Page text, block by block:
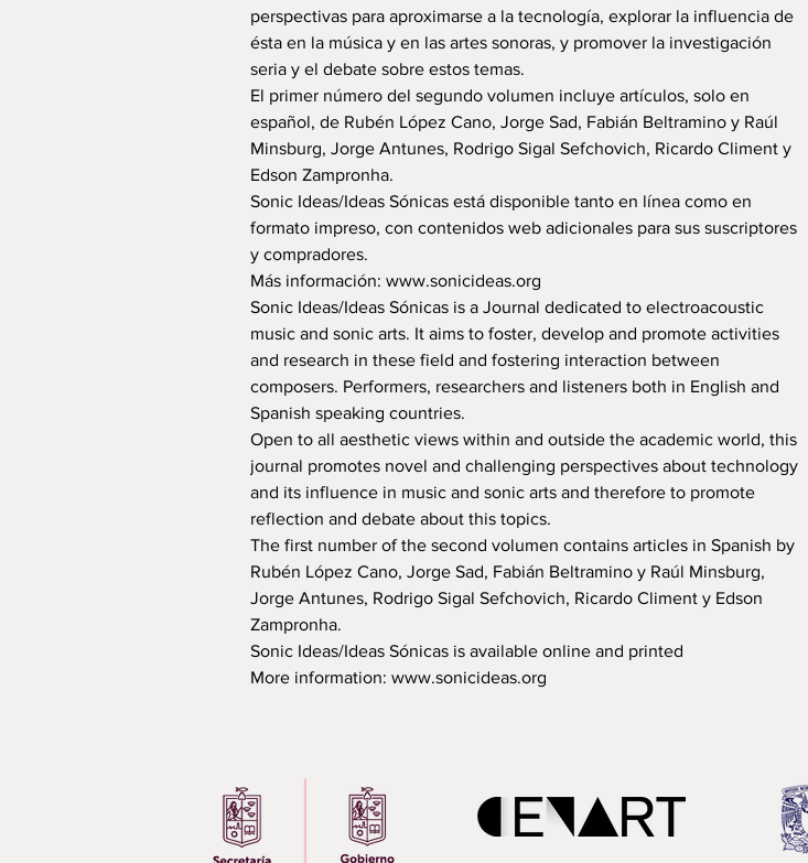
perspectivas para aproximarse a la tecnología, explorar la influencia de
ésta en la música y en las artes sonoras, y promover la investigación
seria y el debate sobre estos temas.
El primer número del segundo volumen incluye artículos, solo en
español, de Rubén López Cano, Jorge Sad, Fabián Beltramino y Raúl
Minsburg, Jorge Antunes, Rodrigo Sigal Sefchovich, Ricardo Climent y
Edson Zampronha.
Sonic Ideas/Ideas Sónicas está disponible tanto en línea como en
formato impreso, con contenidos web adicionales para sus suscriptores
y compradores.
Más información: www.sonicideas.org
Sonic Ideas/Ideas Sónicas is a Journal dedicated to electroacoustic
music and sonic arts. It aims to foster, develop and promote activities
and research in these field and fostering interaction between
composers. Performers, researchers and listeners both in English and
Spanish speaking countries.
Open to all aesthetic views within and outside the academic world, this
journal promotes novel and challenging perspectives about technology
and its influence in music and sonic arts and therefore to promote
reflection and debate about this topics.
The first number of the second volumen contains articles in Spanish by
Rubén López Cano, Jorge Sad, Fabián Beltramino y Raúl Minsburg,
Jorge Antunes, Rodrigo Sigal Sefchovich, Ricardo Climent y Edson
Zampronha.
Sonic Ideas/Ideas Sónicas is available online and printed
More information: www.sonicideas.org